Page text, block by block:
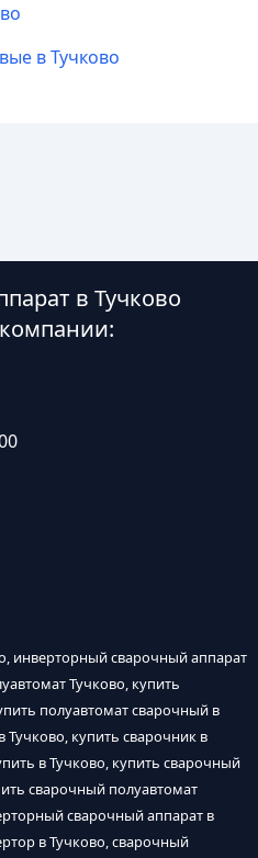
в Тучково
в Тучково
инверторный сварочный аппарат
Тучково, купить
полуавтомат сварочный в
Тучково, купить сварочник в
в Тучково, купить сварочный
сварочный полуавтомат
сварочный аппарат в
в Тучково, сварочный